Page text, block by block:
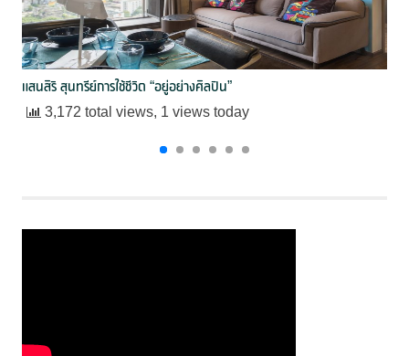
แสนสิริ สุนทรีย์การใช้ชีวิต “อยู่อย่างศิลปิน”
3,172 total views, 1 views today